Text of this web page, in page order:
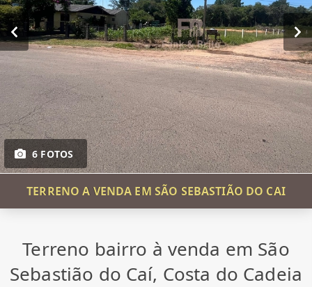
6 FOTOS
TERRENO A VENDA EM SÃO SEBASTIÃO DO CAI
Terreno bairro à venda em São
Sebastião do Caí, Costa do Cadeia